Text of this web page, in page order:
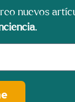
nuevos
.